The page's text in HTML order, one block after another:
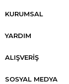
KURUMSAL
YARDIM
ALIŞVERİŞ
SOSYAL MEDYA